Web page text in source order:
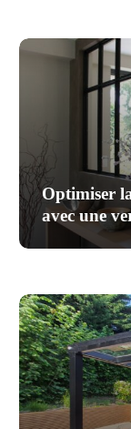
Optimiser
avec une